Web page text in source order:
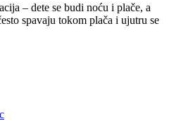
– dete se budi noću i plače, a
spavaju tokom plača i ujutru se